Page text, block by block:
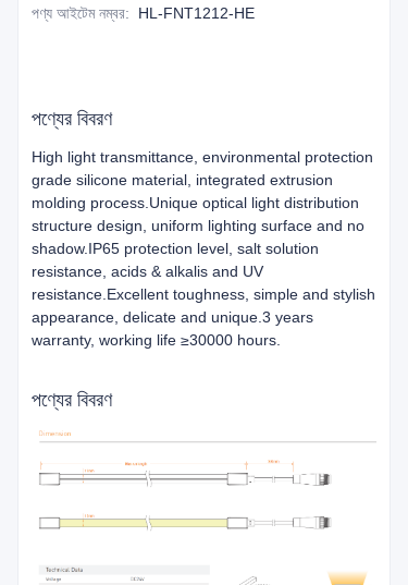
পণ্য আইটেম নম্বর: HL-FNT1212-HE
পণ্যের বিবরণ
High light transmittance, environmental protection
grade silicone material, integrated extrusion
molding process.Unique optical light distribution
structure design, uniform lighting surface and no
shadow.IP65 protection level, salt solution
resistance, acids & alkalis and UV
resistance.Excellent toughness, simple and stylish
appearance, delicate and unique.3 years
warranty, working life ≥30000 hours.
পণ্যের বিবরণ